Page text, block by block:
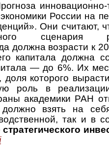
инновационно-
России на
Они считают,
сценария
должна возрасти к
капитала должна
— до 6%. Их
доля которого
роль в
академики РАН
взять на
так и в